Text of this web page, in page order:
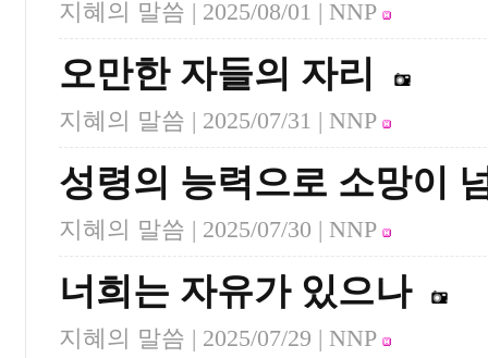
지혜의 말씀 | 2025/08/01 | NNP
오만한 자들의 자리
지혜의 말씀 | 2025/07/31 | NNP
성령의 능력으로 소망이
지혜의 말씀 | 2025/07/30 | NNP
너희는 자유가 있으나
지혜의 말씀 | 2025/07/29 | NNP